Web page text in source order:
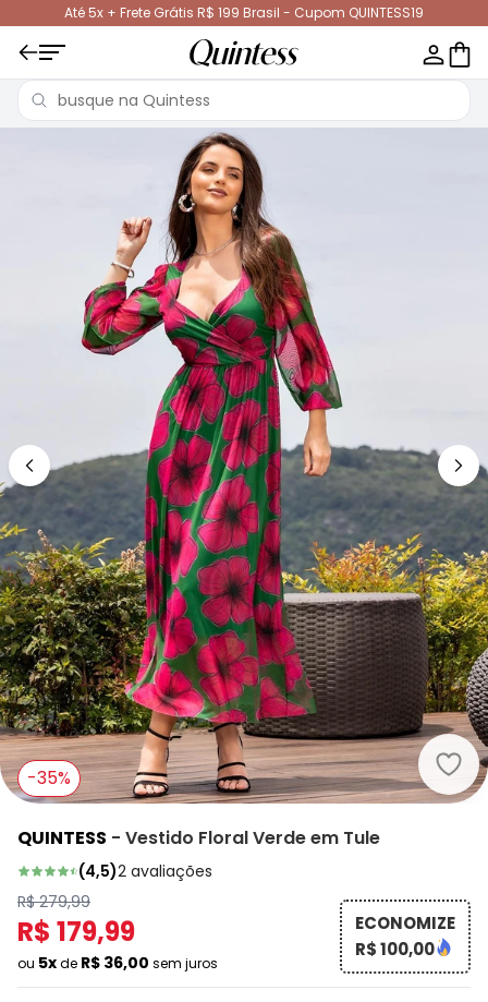
Até 5x + Frete Grátis R$ 199 Brasil - Cupom QUINTESS19
-35%
QUINTESS - Vestido Floral Verde em Tule
(4,5)2 avaliações
R$ 279,99
R$ 179,99
ou 5xde R$ 36,00 sem juros
ECONOMIZE
R$ 100,00